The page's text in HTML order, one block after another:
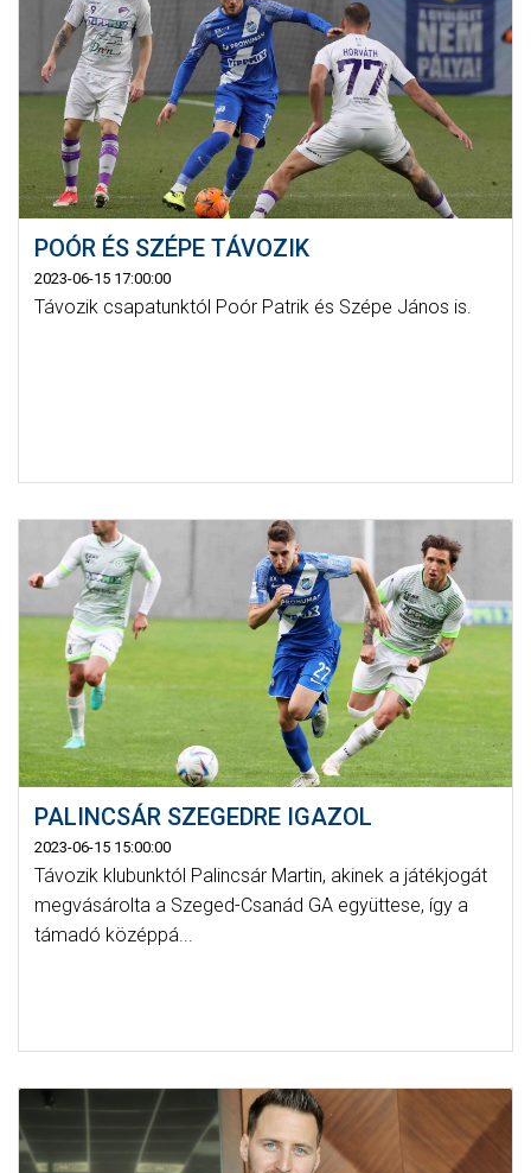
GALÉRIA
SZURKOLÓI ÉLMÉNYEK
AKKREDITÁCIÓ
POÓR ÉS SZÉPE TÁVOZIK
2023-06-15 17:00:00
Távozik csapatunktól Poór Patrik és Szépe János is.
PALINCSÁR SZEGEDRE IGAZOL
2023-06-15 15:00:00
Távozik klubunktól Palincsár Martin, akinek a játékjogát
megvásárolta a Szeged-Csanád GA együttese, így a
támadó középpá...